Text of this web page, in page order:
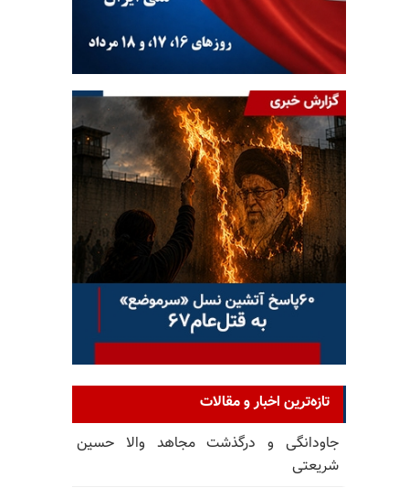
تازه‌ترین اخبار و مقالات
جاودانگی و درگذشت مجاهد والا حسین
شریعتی